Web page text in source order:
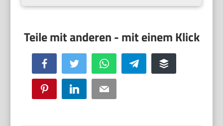
Facebook Twitter WhatsApp Telegram Buffer
Pinterest LinkedIn Email